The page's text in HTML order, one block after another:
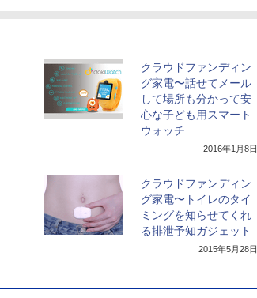
クラウドファンディン
グ家電〜話せてメール
して場所も分かって安
心な子ども用スマート
ウォッチ
2016年1月8日
クラウドファンディン
グ家電〜トイレのタイ
ミングを知らせてくれ
る排泄予知ガジェット
2015年5月28日